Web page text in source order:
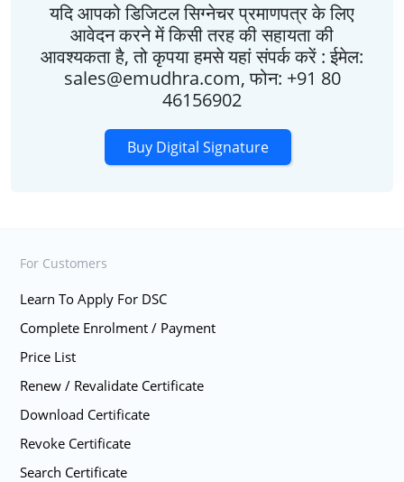
यदि आपको डिजिटल सिग्नेचर प्रमाणपत्र के लिए
आवेदन करने में किसी तरह की सहायता की
आवश्यकता है, तो कृपया हमसे यहां संपर्क करें : ईमेल:
sales@emudhra.com, फोन: +91 80
46156902
Buy Digital Signature
For Customers
Learn To Apply For DSC
Complete Enrolment / Payment
Price List
Renew / Revalidate Certificate
Download Certificate
Revoke Certificate
Search Certificate